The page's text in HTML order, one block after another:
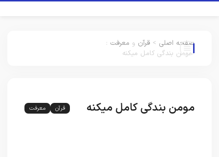
صفحه اصلی > قرآن و معرفت :
مومن بندگی کامل میکنه
مومن بندگی کامل میکنه قرآن معرفت